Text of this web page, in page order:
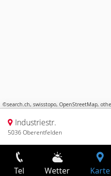
©search.ch, swisstopo, OpenStreetMap,
Industriestr.
5036 Oberentfelden
Tel Wetter Karte